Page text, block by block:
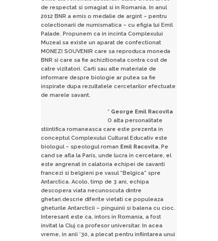
de respectat si omagiat si in Romania. In anul
2012 BNR a emis o medalie de argint – pentru
colectionarii de numismatica – cu efigia lui Emil
Palade. Propunem ca in incinta Complexului
Muzeal sa existe un aparat de confectionat
MONEZI SOUVENIR care sa reproduca moneda
BNR si care sa fie achizitionata contra cost de
catre vizitatori. Carti sau alte materiale de
informare despre biologie ar putea sa fie
inspirate dupa rezultatele cercetarilor efectuate
de marele savant.
* George Emil Racovita
O alta personalitate
stiintifica romaneasca care este prezenta in
conceptul Complexului Cultural Educativ este
biologul – speologul roman Emil Racovita. Pe
cand se afla la Paris, unde lucra in cercetare, el
este angrenat in calatoria echipei de savanti
francezi si belgieni pe vasul “Belgica” spre
Antarctica. Acolo, timp de 3 ani, echipa
descopera viata necunoscuta dintre
ghetari.descrie diferite vietati ce populeaza
gheturile Antarcticii – pinguinii si balena cu cioc.
Interesant este ca, intors in Romania, a fost
invitat la Cluj ca profesor universitar. In acea
vreme, in anii ’30, a plecat pentru infiintarea unui